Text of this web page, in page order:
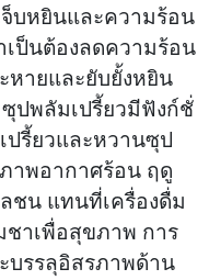
บหยินและความร้อน
เป็นต้องลดความร้อน
หายและยับยั้งหยิน
ปพลัมเปรี้ยวมีฟังก์ชั่
ปรี้ยวและหวานซุป
าพอากาศร้อน ฤดู
ชน แทนที่เครื่องดื่ม
ชาเพื่อสุขภาพ การ
บรรลุอิสรภาพด้าน